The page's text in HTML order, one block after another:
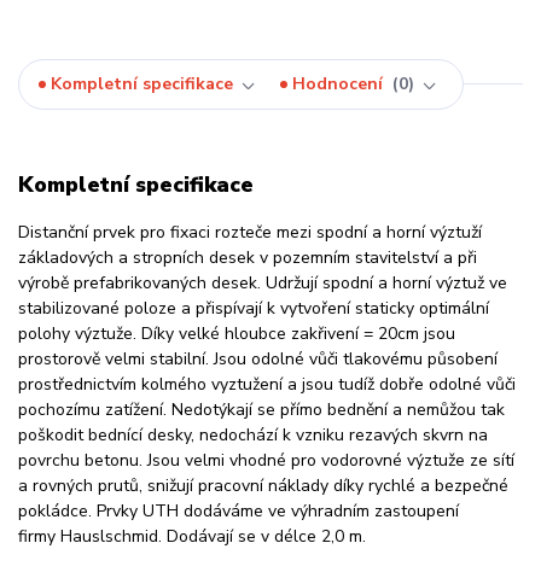
Kompletní specifikace Hodnocení 0
Kompletní specifikace
Distanční prvek pro fixaci rozteče mezi spodní a horní výztuží
základových a stropních desek v pozemním stavitelství a při
výrobě prefabrikovaných desek. Udržují spodní a horní výztuž ve
stabilizované poloze a přispívají k vytvoření staticky optimální
polohy výztuže. Díky velké hloubce zakřivení = 20cm jsou
prostorově velmi stabilní. Jsou odolné vůči tlakovému působení
prostřednictvím kolmého vyztužení a jsou tudíž dobře odolné vůči
pochozímu zatížení. Nedotýkají se přímo bednění a nemůžou tak
poškodit bednící desky, nedochází k vzniku rezavých skvrn na
povrchu betonu. Jsou velmi vhodné pro vodorovné výztuže ze sítí
a rovných prutů, snižují pracovní náklady díky rychlé a bezpečné
pokládce. Prvky UTH dodáváme ve výhradním zastoupení
firmy Hauslschmid. Dodávají se v délce 2,0 m.